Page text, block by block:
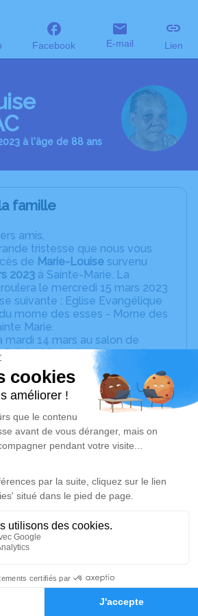
Hommages
Facebook E-mail Lien
à l'âge de 88 ans
famille
amis,
tristesse que nous vous
de Marie-Louise survenu
2023 à Sainte-Marie. La
le mercredi 15 mars 2023
suivante : Eglise Evangélique
du morne des esses - Morne des
Marie.
14 mars au salon de
Marie de 18 heures à
d’arbre hommage est
Je rends hommage
2023 à 15h00
Sainte Marie
Je rends hommage